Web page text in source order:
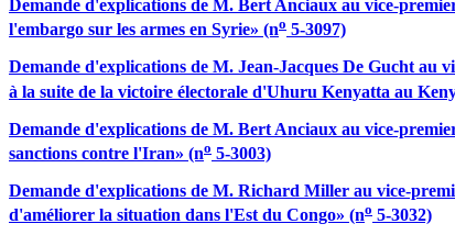
Demande d'explications de M. Bert Anciaux au vice-
l'embargo sur les armes en Syrie» (no 5-3097)
Demande d'explications de M. Jean-Jacques De Gucht au
à la suite de la victoire électorale d'Uhuru Kenyatta au
Demande d'explications de M. Bert Anciaux au vice-
sanctions contre l'Iran» (no 5-3003)
Demande d'explications de M. Richard Miller au vice-
d'améliorer la situation dans l'Est du Congo» (no 5-3032)